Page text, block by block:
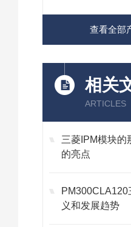
查看全部
相关
ARTICLES
三菱IPM模块的
的亮点
PM300CLA120
义和发展趋势